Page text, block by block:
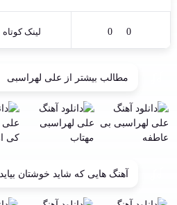
0
0 لینک کوتاه
مطالب بیشتر از علی لهراسبی
آهنگ هایی که شاید خوشتان بیاید